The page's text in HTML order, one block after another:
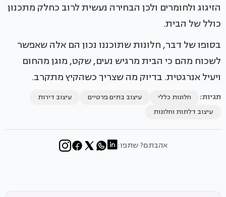
הזיגוג ולחומרים ולכן הבחירה נעשית לרוב כחלק מתכנון
כולל של הבית.
בסופו של דבר, חלונות שתוכננו נכון הם אלה שאפשר
לשכוח מהם כי הבית מרגיש נעים, שקט, מוגן מהחום
ויעיל אנרגטית. בדיוק מה שצריך כשהקיץ מתקרב.
תגיות: חלונות כללי עיצוב בתים פרטיים
עיצוב דירות
עיצוב דלתות וחלונות
אהבתם? שתפו: